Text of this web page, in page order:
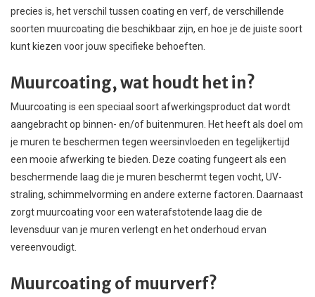
precies is, het verschil tussen coating en verf, de verschillende
soorten muurcoating die beschikbaar zijn, en hoe je de juiste soort
kunt kiezen voor jouw specifieke behoeften.
Muurcoating, wat houdt het in?
Muurcoating is een speciaal soort afwerkingsproduct dat wordt
aangebracht op binnen- en/of buitenmuren. Het heeft als doel om
je muren te beschermen tegen weersinvloeden en tegelijkertijd
een mooie afwerking te bieden. Deze coating fungeert als een
beschermende laag die je muren beschermt tegen vocht, UV-
straling, schimmelvorming en andere externe factoren. Daarnaast
zorgt muurcoating voor een waterafstotende laag die de
levensduur van je muren verlengt en het onderhoud ervan
vereenvoudigt.
Muurcoating of muurverf?